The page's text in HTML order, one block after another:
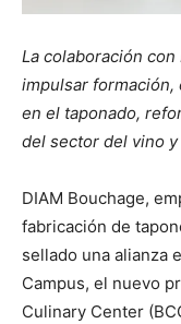
La colaboración
impulsar
en el taponado,
del sector del vino y
DIAM Bouchage,
fabricación de
sellado una alianza
Campus, el nuevo
Culinary Center